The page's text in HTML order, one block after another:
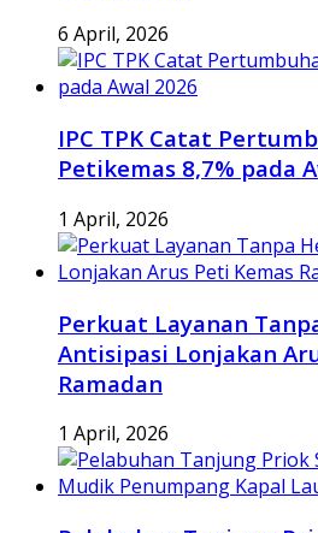
6 April, 2026
IPC TPK Catat
Petikemas 8,7% pada
1 April, 2026
Perkuat Layanan
Antisipasi Lonjakan
Ramadan
1 April, 2026